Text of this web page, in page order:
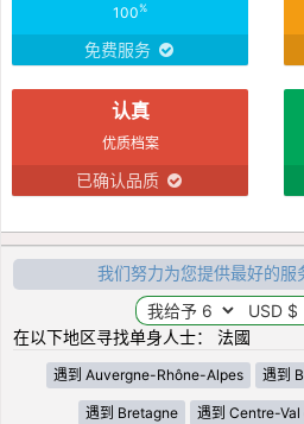
100%
免费服务
认真
优质档案
已确认品质
我们努力为您提供最好的服
在以下地区寻找单身人士： 法國
遇到 Auvergne-Rhône-Alpes 遇到
遇到 Bretagne 遇到 Centre-Val